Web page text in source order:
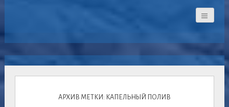
АРХИВ МЕТКИ: КАПЕЛЬНЫЙ ПОЛИВ